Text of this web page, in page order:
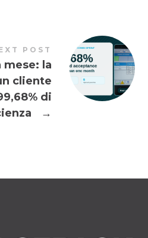
POST
mese: la
cliente
di
→